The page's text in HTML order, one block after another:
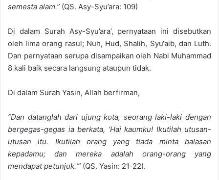
semesta alam.” (QS. Asy-Syu’ara: 109)
Di dalam Surah Asy-Syu’ara’, pernyataan ini disebutkan
oleh lima orang rasul; Nuh, Hud, Shalih, Syu‘aib, dan Luth.
Dan pernyataan serupa disampaikan oleh Nabi Muhammad
8 kali baik secara langsung ataupun tidak.
Di dalam Surah Yasin, Allah berfirman,
“Dan datanglah dari ujung kota, seorang laki-laki dengan
bergegas-gegas ia berkata, ‘Hai kaumku! Ikutilah utusan-
utusan itu.
Ikutilah orang yang tiada minta balasan
kepadamu; dan mereka adalah orang-orang yang
mendapat petunjuk.‘” (QS. Yasin: 21-22).